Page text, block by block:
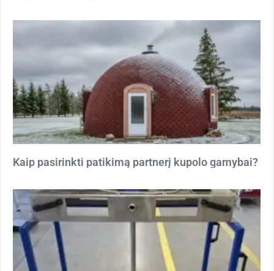
Kaip pasirinkti patikimą partnerį kupolo gamybai?